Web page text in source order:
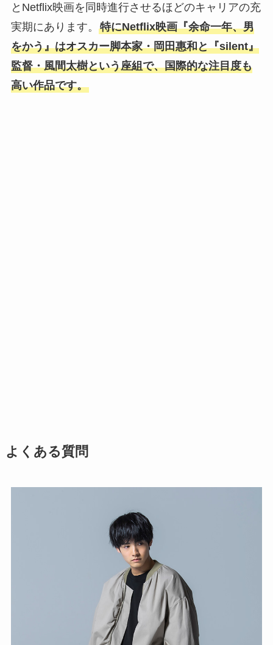
とNetflix映画を同時進行させるほどのキャリアの充
実期にあります。 特にNetflix映画『余命一年、男
をかう』はオスカー脚本家・岡田惠和と『silent』
監督・風間太樹という座組で、国際的な注目度も
高い作品です。
よくある質問